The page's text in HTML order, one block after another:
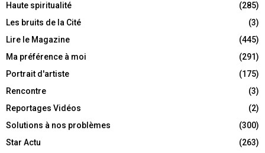
Haute spiritualité
(285)
Les bruits de la Cité
(3)
Lire le Magazine
(445)
Ma préférence à moi
(291)
Portrait d'artiste
(175)
Rencontre
(3)
Reportages Vidéos
(2)
Solutions à nos problèmes
(300)
Star Actu
(263)